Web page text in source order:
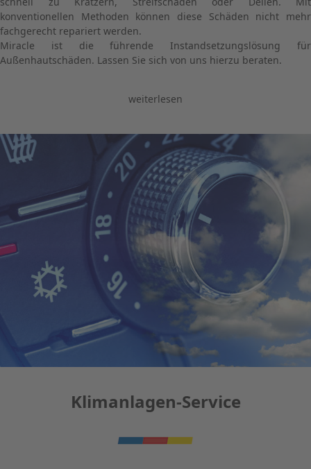
konventionellen Methoden können diese Schäden nicht mehr
fachgerecht repariert werden.
Miracle ist die führende Instandsetzungslösung für
Außenhautschäden. Lassen Sie sich von uns hierzu beraten.
weiterlesen
Klimanlagen-Service